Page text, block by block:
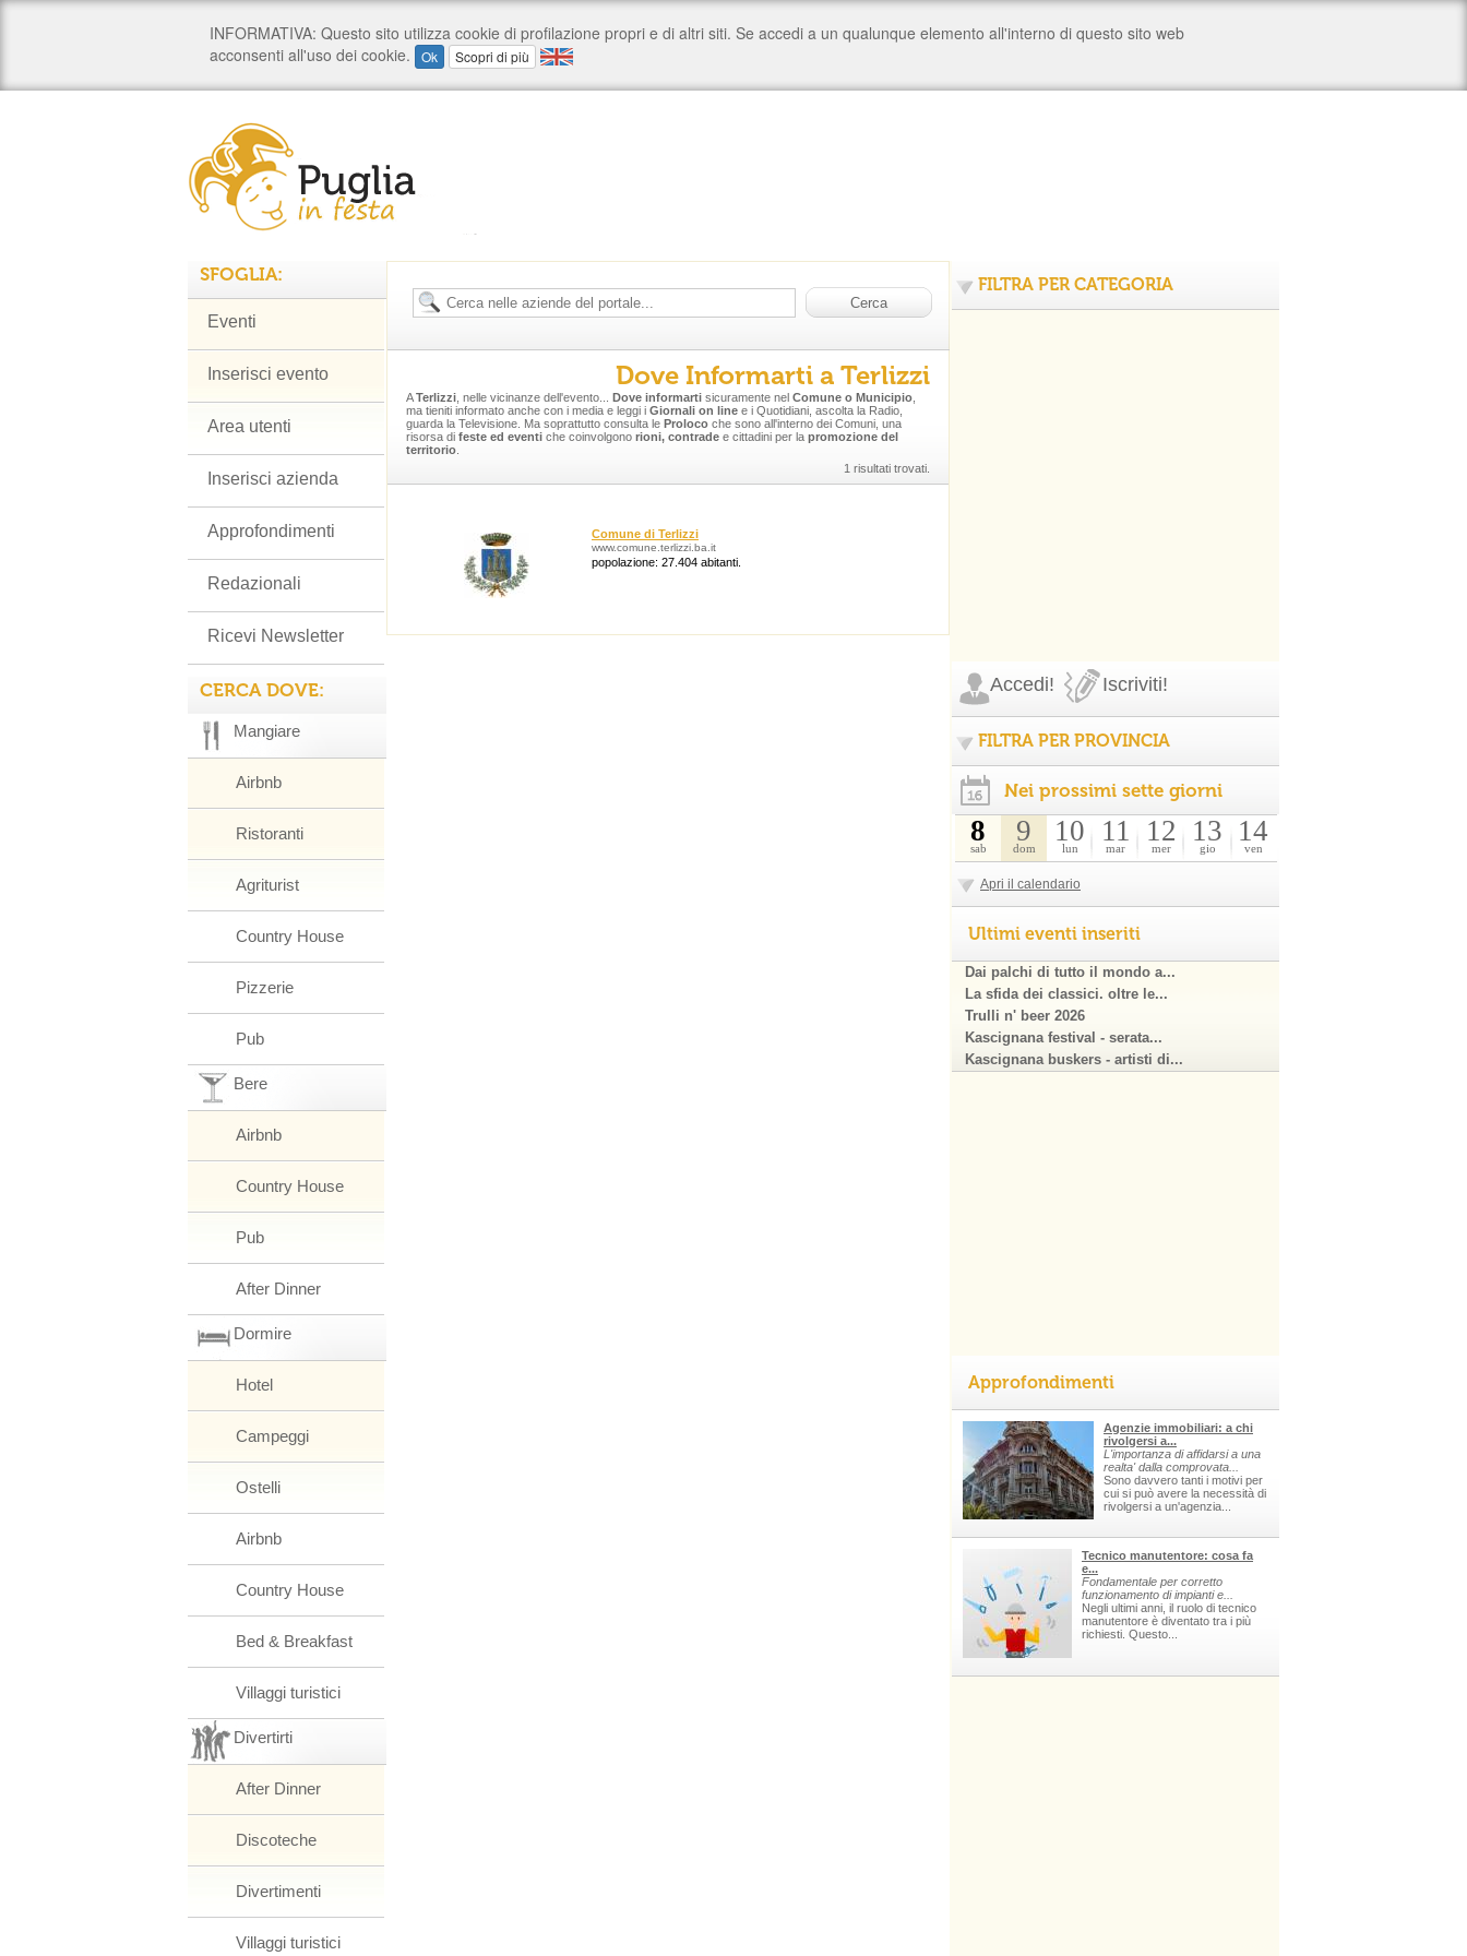
Dove Informarti a Terlizzi
ATerlizzi , nelle vicinanze dell'evento... Dove informarti sicuramente nel Comune o Municipio
ma tieniti informato anche con i media e leggi i Giornali on line e i Quotidiani, ascolta la Radio,
guarda la Televisione. Ma soprattutto consulta le Proloco che sono all'interno dei Comuni, una
risorsa di feste ed eventi che coinvolgono rioni, contrade e cittadini per la promozione del
territorio
1 risultati trovati.
Comune di Terlizzi
www.comune.terlizzi.ba.it
popolazione: 27.404 abitanti.
SFOGLIA:
Eventi
Inserisci evento
Area utenti
Inserisci azienda
Approfondimenti
Redazionali
Ricevi Newsletter
CERCA DOVE:
Mangiare
Airbnb
Ristoranti
Agriturist
Country House
Pizzerie
Pub
Bere
Airbnb
Country House
Pub
After Dinner
Dormire
Hotel
Campeggi
Ostelli
Airbnb
Country House
Bed & Breakfast
Villaggi turistici
Divertirti
After Dinner
Discoteche
Divertimenti
Villaggi turistici
FILTRA PER CATEGORIA
Accedi! Iscriviti!
FILTRA PER PROVINCIA
Nei prossimi sette giorni
8
sab
9
dom
10
lun
11
mar
12
mer
13
gio
14
ven
Apri il calendario
Ultimi eventi inseriti
Dai palchi di tutto il mondo a...
La sfida dei classici. oltre le...
Trulli n' beer 2026
Kascignana festival - serata...
Kascignana buskers - artisti di...
Approfondimenti
Agenzie immobiliari: a chi
rivolgersi a...
L'importanza di affidarsi a una
realta' dalla comprovata...
Sono davvero tanti i motivi per
cui si può avere la necessità di
rivolgersi a un'agenzia...
Tecnico manutentore: cosa fa
e...
Fondamentale per corretto
funzionamento di impianti e...
Negli ultimi anni, il ruolo di tecnico
manutentore è diventato tra i più
richiesti. Questo...